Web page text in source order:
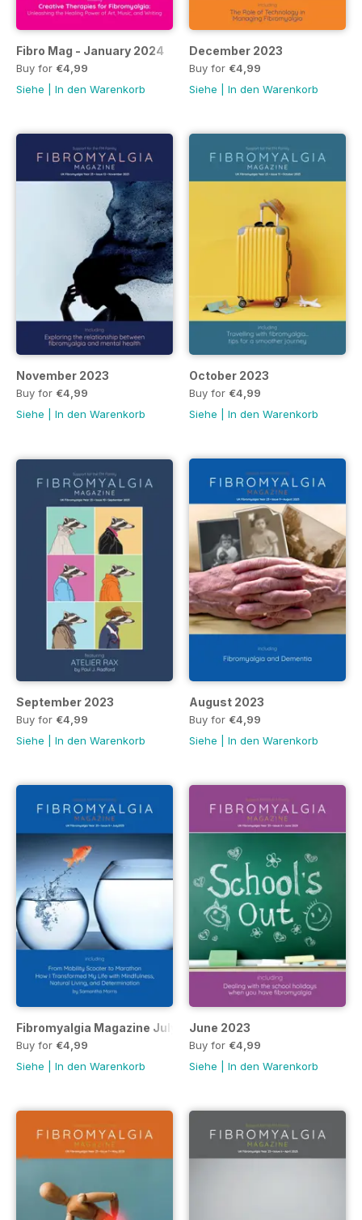
Fibro Mag - January 2024
Buy for €4,99
Siehe
In den Warenkorb
December 2023
Buy for €4,99
Siehe
In den Warenkorb
November 2023
Buy for €4,99
Siehe
In den Warenkorb
October 2023
Buy for €4,99
Siehe
In den Warenkorb
September 2023
Buy for €4,99
Siehe
In den Warenkorb
August 2023
Buy for €4,99
Siehe
In den Warenkorb
Fibromyalgia Magazine July 2023
Buy for €4,99
Siehe
In den Warenkorb
June 2023
Buy for €4,99
Siehe
In den Warenkorb